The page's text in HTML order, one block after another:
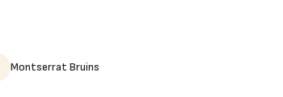
Montserrat Bruins